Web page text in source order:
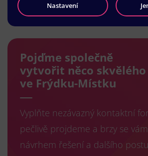
Načíst další
Pojďme společně
vytvořit něco skvělého
ve Frýdku-Místku
Vyplňte nezávazný kontaktní
pečlivě projdeme a brzy se
návrhem řešení a dalšího
Nastavení